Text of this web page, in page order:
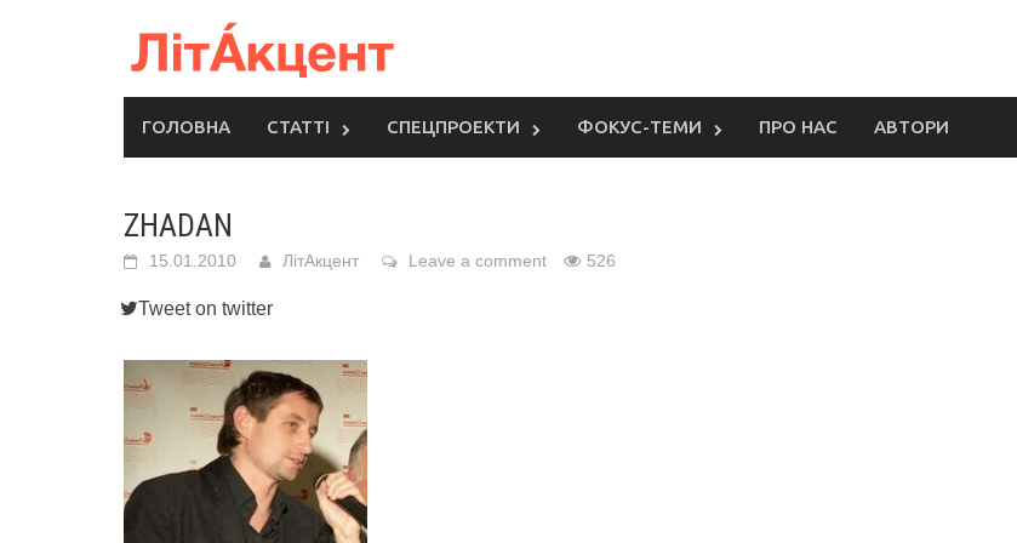
ГОЛОВНА СТАТТІ СПЕЦПРОЕКТИ ФОКУС-ТЕМИ ПРО НАС АВТОРИ
ZHADAN
15.01.2010 ЛітАкцент Leave a comment 526
Tweet on twitter